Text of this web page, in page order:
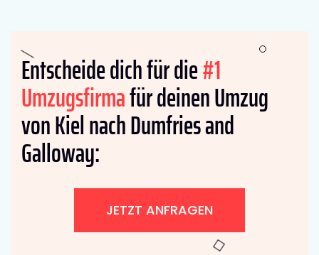
Entscheide dich für die#1
Umzugsfirmafür deinen Umzug
von Kiel nach Dumfries and
Galloway:
JETZT ANFRAGEN